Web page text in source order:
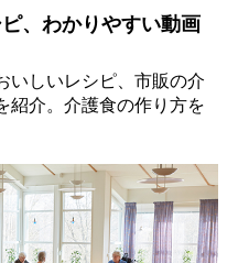
、わかりやすい動画
いしいレシピ、市販の介
紹介。介護食の作り方を